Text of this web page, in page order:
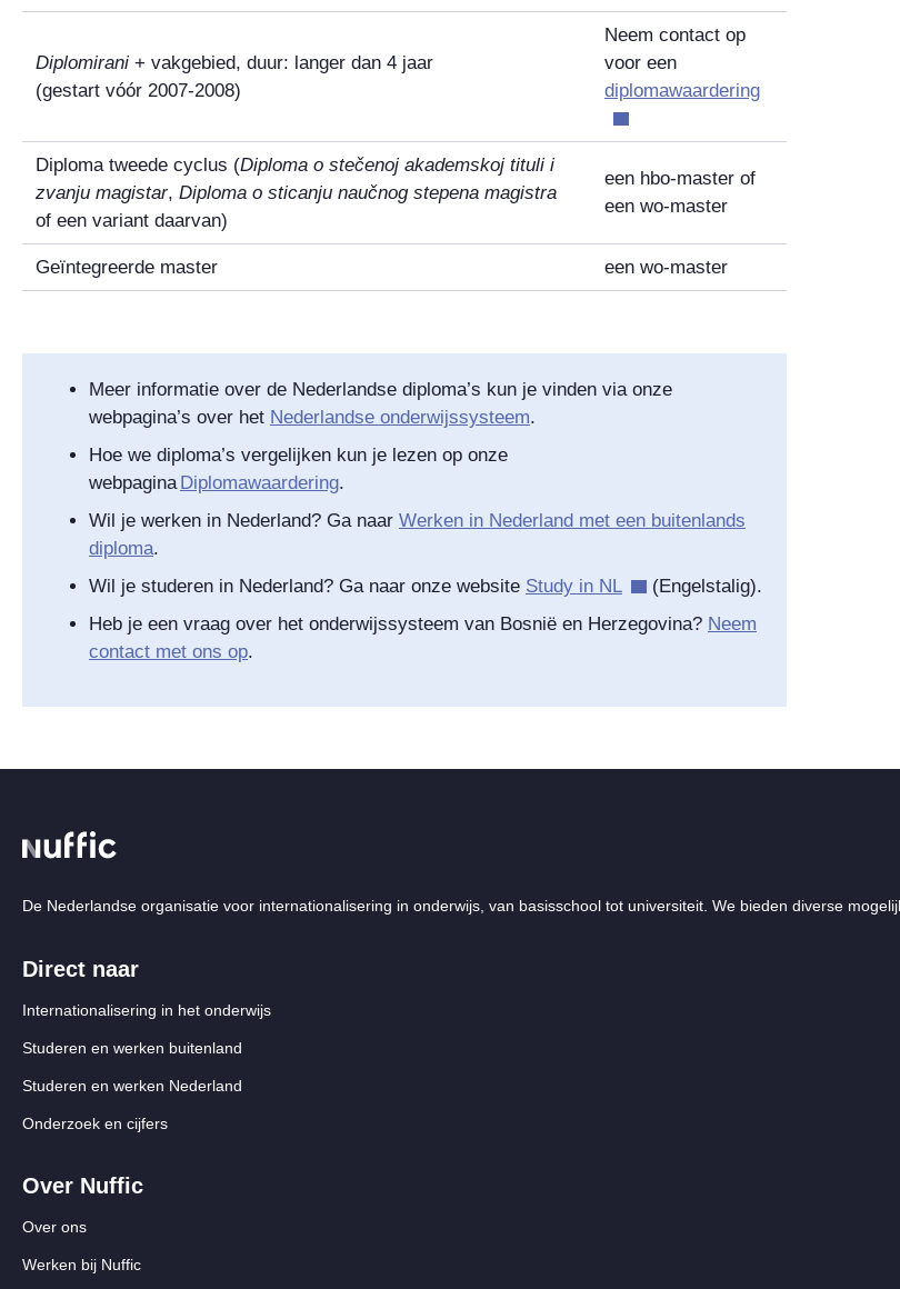
Diplomirani + vakgebied, duur: langer dan 4 jaar
(gestart vóór 2007-2008)
Neem contact op
voor een
diplomawaardering
Diploma tweede cyclus (Diploma o stečenoj akademskoj tituli i
zvanju magistar, Diploma o sticanju naučnog stepena magistra
of een variant daarvan)
een hbo-master of
een wo-master
Geïntegreerde master een wo-master
Meer informatie over de Nederlandse diploma’s kun je vinden via onze
webpagina’s over het Nederlandse onderwijssysteem.
Hoe we diploma’s vergelijken kun je lezen op onze
webpaginaDiplomawaardering.
Wil je werken in Nederland? Ga naar Werken in Nederland met een buitenlands
diploma.
Wil je studeren in Nederland? Ga naar onze website Study in NL
(Engelstalig).
Heb je een vraag over het onderwijssysteem van Bosnië en Herzegovina? Neem
contact met ons op.
De Nederlandse organisatie voor internationalisering in onderwijs, van basisschool tot universiteit. We bieden diverse
Direct naar
Internationalisering in het onderwijs
Studeren en werken buitenland
Studeren en werken Nederland
Onderzoek en cijfers
Over Nuffic
Over ons
Werken bij Nuffic